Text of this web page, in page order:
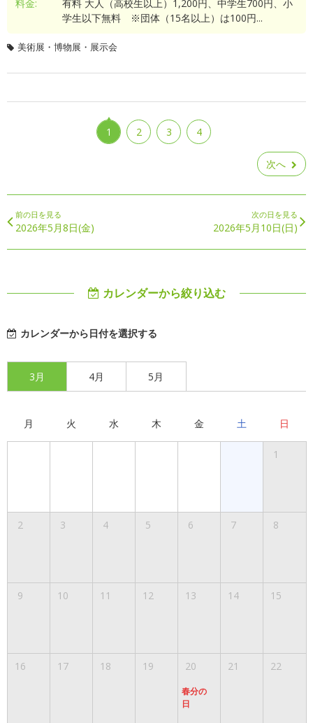
料金:
有料 大人（高校生以上）1,200円、中学生700円、小
学生以下無料 ※団体（15名以上）は100円...
美術展・博物展・展示会
1 2 3 4
次へ
前の日を見る
2026年5月8日(金)
次の日を見る
2026年5月10日(日)
カレンダーから絞り込む
カレンダーから日付を選択する
3月 4月 5月
月 火 水 木 金 土 日
1
2 3 4 5 6 7 8
9 10 11 12 13 14 15
16 17 18 19 20
春分の
日
21 22